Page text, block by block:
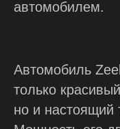
автомобилем.
Автомобиль
только
но и настоящий